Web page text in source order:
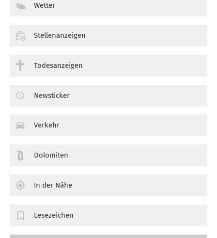
Wetter
Stellenanzeigen
Todesanzeigen
Newsticker
Verkehr
Dolomiten
In der Nähe
Lesezeichen